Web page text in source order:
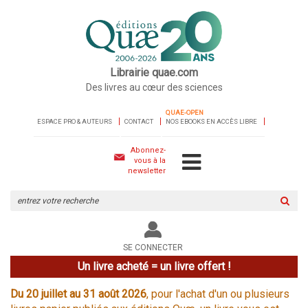
Librairie quae.com
Des livres au cœur des sciences
ESPACE PRO & AUTEURS CONTACT
QUAE-OPEN
NOS EBOOKS EN ACCÈS LIBRE
Abonnez-
vous à la
newsletter
le
site
SE CONNECTER
Un livre acheté = un livre offert !
Du 20 juillet au 31 août 2026, pour l'achat d'un ou plusieurs